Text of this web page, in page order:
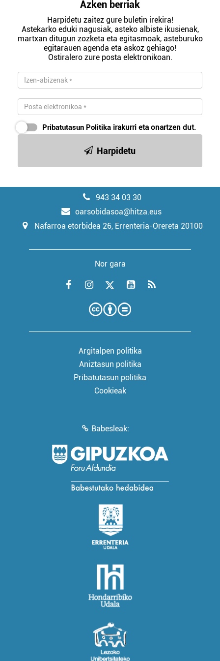
Azken berriak
Harpidetu zaitez gure buletin irekira!
Astekarko eduki nagusiak, asteko albiste ikusienak,
martxan ditugun zozketa eta egitasmoak, asteburuko
egitarauen agenda eta askoz gehiago!
Ostiralero zure posta elektronikoan.
Pribatutasun Politika irakurri eta onartzen dut.
Harpidetu
943 34 03 30
oarsobidasoa@hitza.eus
Nafarroa etorbidea 26, Errenteria-Orereta 20100
Nor gara
Argitalpen politika
Aniztasun politika
Pribatutasun politika
Cookieak
Babesleak: